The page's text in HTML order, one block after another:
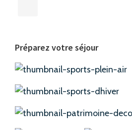
Préparez votre séjour